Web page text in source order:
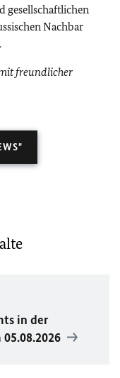
gesellschaftlichen
Nachbar
freundlicher
in der